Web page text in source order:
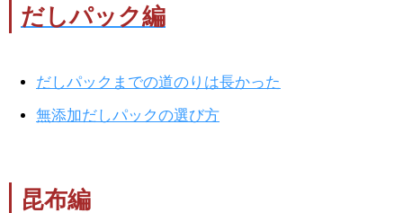
だしパック編
だしパックまでの道のりは長かった
無添加だしパックの選び方
昆布編